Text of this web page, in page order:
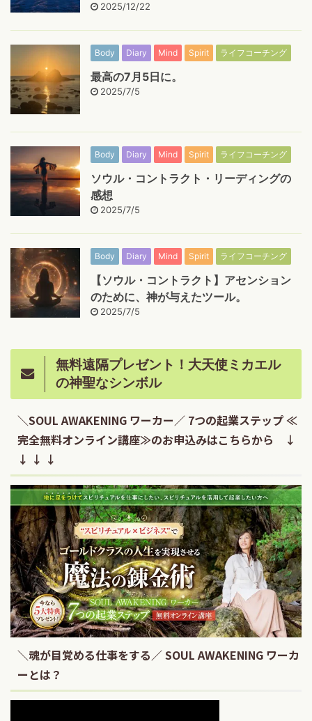
2025/12/22
Body Diary Mind Spirit ライフコーチング
最高の7月5日に。
2025/7/5
Body Diary Mind Spirit ライフコーチング
ソウル・コントラクト・リーディングの
感想
2025/7/5
Body Diary Mind Spirit ライフコーチング
【ソウル・コントラクト】アセンション
のために、神が与えたツール。
2025/7/5
無料遠隔プレゼント！大天使ミカエル
の神聖なシンボル
＼SOUL AWAKENING ワーカー／ 7つの起業ステップ ≪
完全無料オンライン講座≫のお申込みはこちらから ↓
↓ ↓ ↓
＼魂が目覚める仕事をする／ SOUL AWAKENING ワーカ
ーとは？